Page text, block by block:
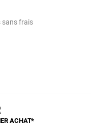
sans frais
ACHAT*